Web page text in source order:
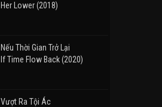
Her Lower (2018)
Nếu Thời Gian Trở Lại
If Time Flow Back (2020)
Vượt Ra Tội Ác